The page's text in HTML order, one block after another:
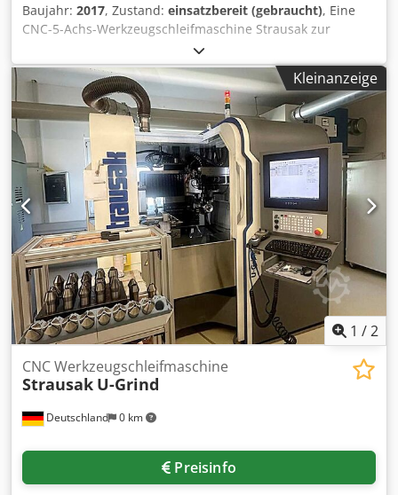
Baujahr: 2017, Zustand: einsatzbereit (gebraucht), Eine
CNC-5-Achs-Werkzeugschleifmaschine Strausak zur
Fertigung und zum Nachschärfen von Vollhartmetall-, HSS-
und Sonderwerkzeugen steht zur Verfügung. Verfahrweg
X/Y/Z: 420mm/250mm/485mm, B-Achse: 340°, C-Achse:
360°, Eilgang X/Y/Z: 15m/min, max. Werkzeugdurchmesser
Neufertigung/Nachschärfen: 32mm/150mm, max.
Werkzeuglänge: 500mm, max. Schneidenlänge: 300mm,
Werkzeugaufnahme: HSK63F/SK50, Drehzahl: 12000U/min,
Werkzeugplätze: 6. Maschinendimensionen X/Y/Z: ca.
2250mm/2200mm/2200mm, Gewicht: ca. 4350kg.
Dokumentation vorhanden. Eine Besichtigung vor Ort ist
möglich. Cjdpozg Itijfx Afuorf
Kleinanzeige
1 /2
Deutschland 0 km
CNC Werkzeugschleifmaschine
Strausak U-Grind
Preisinfo